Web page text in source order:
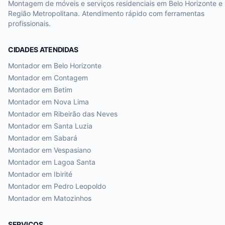
Montagem de móveis e serviços residenciais em Belo Horizonte e
Região Metropolitana. Atendimento rápido com ferramentas
profissionais.
CIDADES ATENDIDAS
Montador em Belo Horizonte
Montador em Contagem
Montador em Betim
Montador em Nova Lima
Montador em Ribeirão das Neves
Montador em Santa Luzia
Montador em Sabará
Montador em Vespasiano
Montador em Lagoa Santa
Montador em Ibirité
Montador em Pedro Leopoldo
Montador em Matozinhos